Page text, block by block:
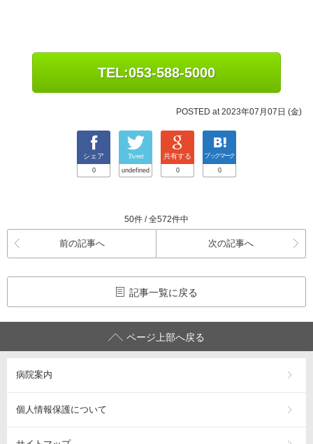
TEL:053-588-5000
POSTED at 2023年07月07日 (金)
シェア
0
Tweet
undefined
共有する
0
ブックマーク
0
50件 / 全572件中
前の記事へ 次の記事へ
記事一覧に戻る
ページ上部へ戻る
病院案内
個人情報保護について